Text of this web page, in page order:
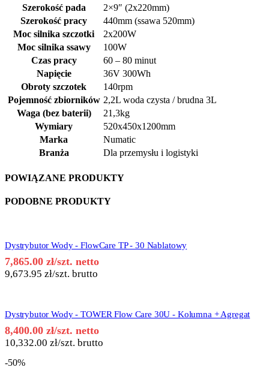
Szerokość pada
2×9″ (2x220mm)
Szerokość pracy
440mm (ssawa 520mm)
Moc silnika szczotki
2x200W
Moc silnika ssawy
100W
Czas pracy
60 – 80 minut
Napięcie
36V 300Wh
Obroty szczotek
140rpm
Pojemność zbiorników 2,2L woda czysta / brudna 3L
Waga (bez baterii)
21,3kg
Wymiary
520x450x1200mm
Marka
Numatic
Branża
Dla przemysłu i logistyki
POWIĄZANE PRODUKTY
PODOBNE PRODUKTY
Dystrybutor Wody - FlowCare TP - 30 Nablatowy
7,865.00 zł/szt. netto
9,673.95 zł/szt. brutto
Dystrybutor Wody - TOWER Flow Care 30U - Kolumna + Agregat
8,400.00 zł/szt. netto
10,332.00 zł/szt. brutto
-50%